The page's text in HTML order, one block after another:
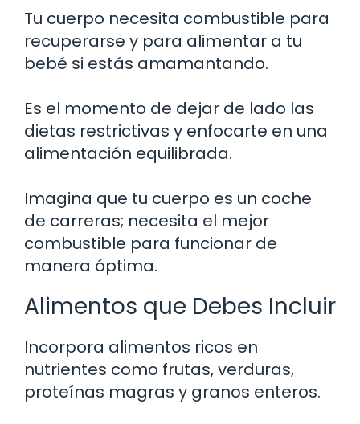
Tu cuerpo necesita combustible para
recuperarse y para alimentar a tu
bebé si estás amamantando.
Es el momento de dejar de lado las
dietas restrictivas y enfocarte en una
alimentación equilibrada.
Imagina que tu cuerpo es un coche
de carreras; necesita el mejor
combustible para funcionar de
manera óptima.
Alimentos que Debes Incluir
Incorpora alimentos ricos en
nutrientes como frutas, verduras,
proteínas magras y granos enteros.